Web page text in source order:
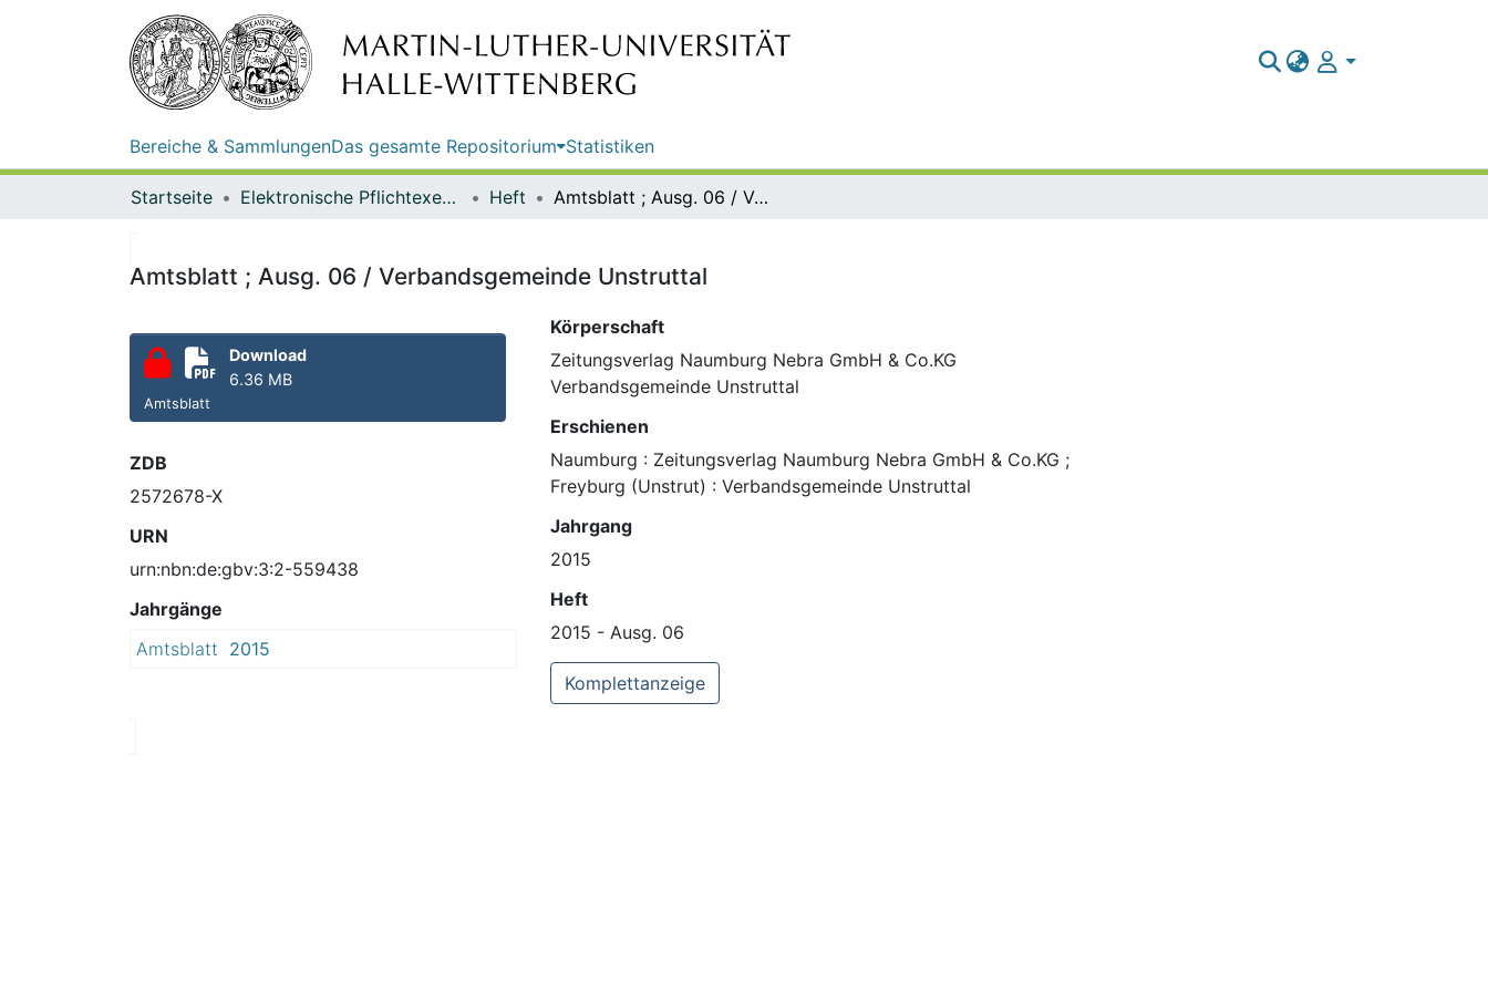
Bereiche & SammlungenDas gesamte Repositorium Statistiken
Startseite Elektronische Pflichtexemplare Heft Amtsblatt ; Ausg. 06 / Verbandsgemeinde Unstruttal
Amtsblatt ; Ausg. 06 / Verbandsgemeinde Unstruttal
Download
6.36 MB
Amtsblatt
ZDB
2572678-X
URN
urn:nbn:de:gbv:3:2-559438
Jahrgänge
Amtsblatt 2015
Körperschaft
Zeitungsverlag Naumburg Nebra GmbH & Co.KG
Verbandsgemeinde Unstruttal
Erschienen
Naumburg : Zeitungsverlag Naumburg Nebra GmbH & Co.KG ;
Freyburg (Unstrut) : Verbandsgemeinde Unstruttal
Jahrgang
2015
Heft
2015 - Ausg. 06
Komplettanzeige